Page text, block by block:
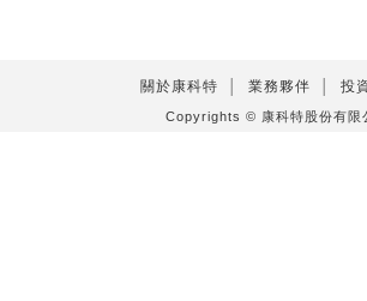
關於康科特 業務夥伴 投
Copyrights © 康科特股份有